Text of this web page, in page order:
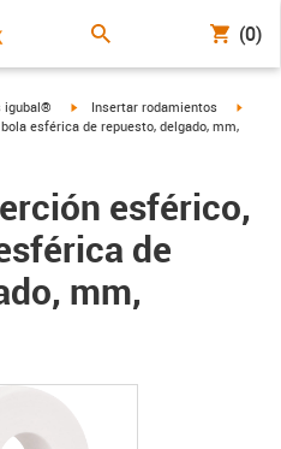
(0)
igubal® igus-icon-arrow-right
Insertar rodamientos
esférica de repuesto, delgado, mm,
esférico,
de
mm,